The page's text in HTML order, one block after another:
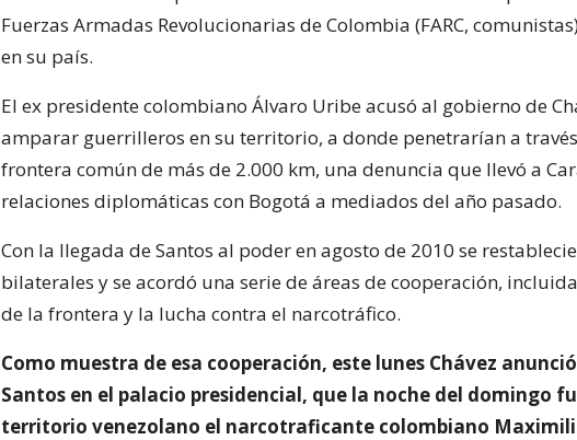
Fuerzas Armadas Revolucionarias de Colombia (FARC,
en su país.
El ex presidente colombiano Álvaro Uribe acusó al gobierno de
amparar guerrilleros en su territorio, a donde penetrarían a
frontera común de más de 2.000 km, una denuncia que llevó a
relaciones diplomáticas con Bogotá a mediados del año pasado.
Con la llegada de Santos al poder en agosto de 2010 se
bilaterales y se acordó una serie de áreas de cooperación,
de la frontera y la lucha contra el narcotráfico.
Como muestra de esa cooperación, este lunes Chávez
Santos en el palacio presidencial, que la noche del domingo
territorio venezolano el narcotraficante colombiano